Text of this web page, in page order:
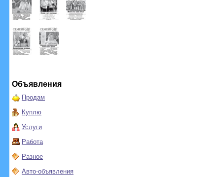
Объявления
Продам
Куплю
Услуги
Работа
Разное
Авто-объявления